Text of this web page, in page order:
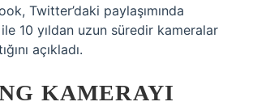
Twitter’daki paylaşımında
ile 10 yıldan uzun süredir kameralar
açıkladı.
KAMERAYI